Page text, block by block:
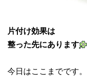
片付け効果は
整った先にあります
今日はここまでです。